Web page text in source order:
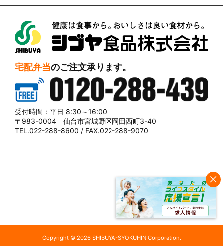
宅配弁当のご注文承ります。
0120-288-439
受付時間：平日 8:30～16:00
〒983-0004 仙台市宮城野区岡田西町3-40
TEL.022-288-8600 / FAX.022-288-9070
Copyright © 2026 SHIBUYA-SYOKUHIN Corporation.